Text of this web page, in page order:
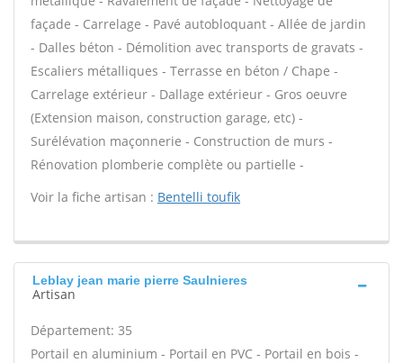
façade - Carrelage - Pavé autobloquant - Allée de jardin
- Dalles béton - Démolition avec transports de gravats -
Escaliers métalliques - Terrasse en béton / Chape -
Carrelage extérieur - Dallage extérieur - Gros oeuvre
(Extension maison, construction garage, etc) -
Surélévation maçonnerie - Construction de murs -
Rénovation plomberie complète ou partielle -
Voir la fiche artisan : Bentelli toufik
Leblay jean marie pierre Saulnieres
Artisan
Département: 35
Portail en aluminium - Portail en PVC - Portail en bois -